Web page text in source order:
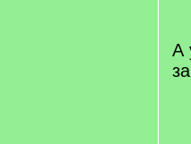
А